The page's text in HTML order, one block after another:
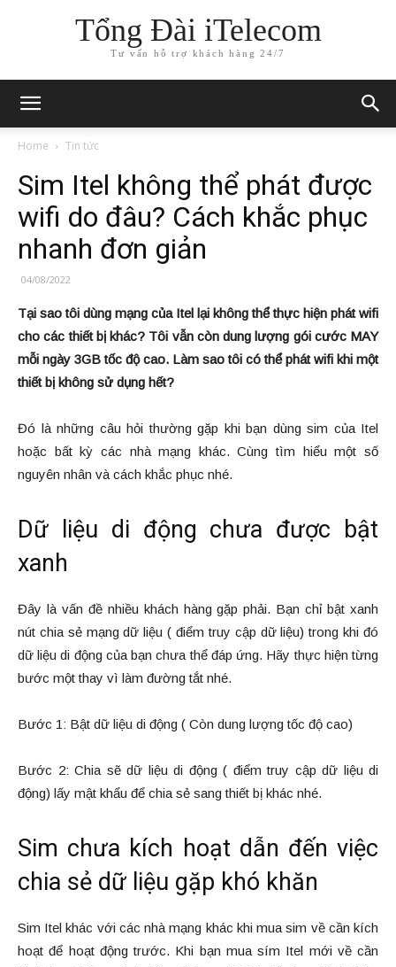
Tổng Đài iTelecom
Tư vấn hỗ trợ khách hàng 24/7
Home Tin tức
Sim Itel không thể phát được
wifi do đâu? Cách khắc phục
nhanh đơn giản
04/08/2022
Tại sao tôi dùng mạng của Itel lại không thể thực hiện phát wifi
cho các thiết bị khác? Tôi vẫn còn dung lượng gói cước MAY
mỗi ngày 3GB tốc độ cao. Làm sao tôi có thể phát wifi khi một
thiết bị không sử dụng hết?
Đó là những câu hỏi thường gặp khi bạn dùng sim của Itel
hoặc bất kỳ các nhà mạng khác. Cùng tìm hiểu một số
nguyên nhân và cách khắc phục nhé.
Dữ liệu di động chưa được bật
xanh
Đây là vấn đề nhiều khách hàng gặp phải. Bạn chỉ bật xanh
nút chia sẻ mạng dữ liệu ( điểm truy cập dữ liệu) trong khi đó
dữ liệu di động của bạn chưa thể đáp ứng. Hãy thực hiện từng
bước một thay vì làm đường tắt nhé.
Bước 1: Bật dữ liệu di động ( Còn dung lượng tốc độ cao)
Bước 2: Chia sẽ dữ liệu di động ( điểm truy cập dữ liệu di
động) lấy mật khẩu để chia sẻ sang thiết bị khác nhé.
Sim chưa kích hoạt dẫn đến việc
chia sẻ dữ liệu gặp khó khăn
Sim Itel khác với các nhà mạng khác khi mua sim về cần kích
hoạt để hoạt động trước. Khi bạn mua sím Itel mới về cần